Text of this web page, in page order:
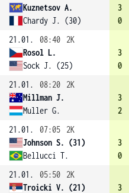
Kuznetsov A.
Chardy J. (30)
3
0
21.01.
08:40
2K
Rosol L.
Sock J. (25)
3
0
21.01.
08:20
2K
Millman J.
Muller G.
3
2
21.01.
07:05
2K
Johnson S. (31)
Bellucci T.
3
0
21.01.
05:50
2K
Troicki V. (21)
3